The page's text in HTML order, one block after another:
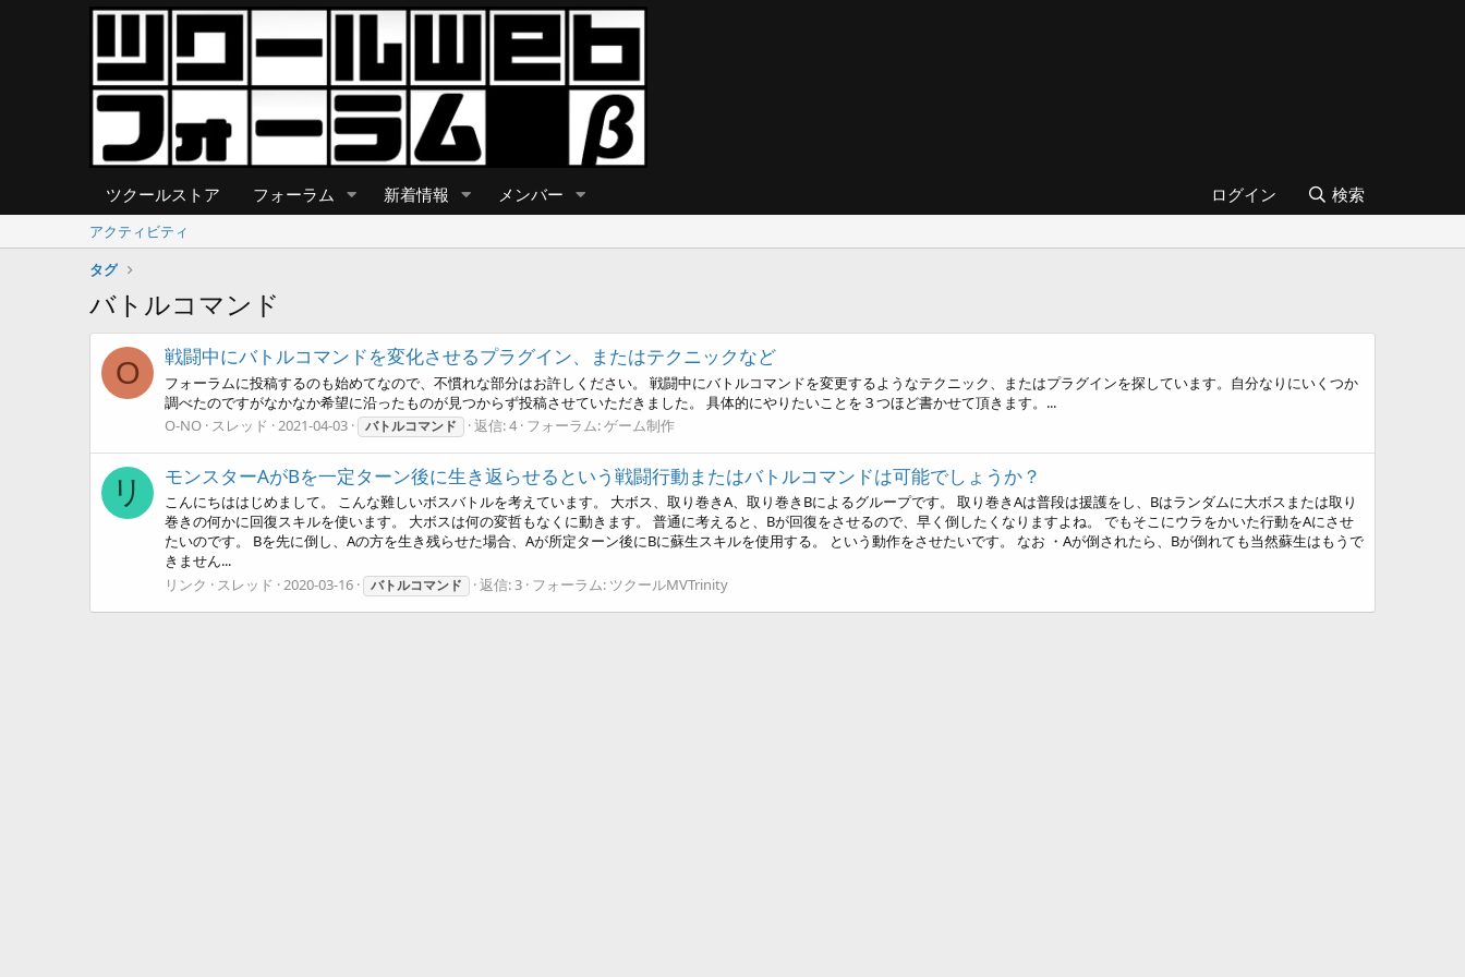
ツクールストア フォーラム 新着情報 メンバー ログイン 検索
アクティビティ
タグ
バトルコマンド
O 戦闘中にバトルコマンドを変化させるプラグイン、またはテクニックなど
フォーラムに投稿するのも始めてなので、不慣れな部分はお許しください。 戦闘中にバトルコマンドを変更するようなテクニック、またはプラグインを探しています。自分なりにいくつか
調べたのですがなかなか希望に沿ったものが見つからず投稿させていただきました。 具体的にやりたいことを３つほど書かせて頂きます。...
O-NO スレッド 2021-04-03 バトルコマンド 返信: 4 フォーラム:ゲーム制作
リ モンスターAがBを一定ターン後に生き返らせるという戦闘行動またはバトルコマンドは可能でしょうか？
こんにちははじめまして。 こんな難しいボスバトルを考えています。 大ボス、取り巻きA、取り巻きBによるグループです。 取り巻きAは普段は援護をし、Bはランダムに大ボスまたは取り
巻きの何かに回復スキルを使います。 大ボスは何の変哲もなくに動きます。 普通に考えると、Bが回復をさせるので、早く倒したくなりますよね。 でもそこにウラをかいた行動をAにさせ
たいのです。 Bを先に倒し、Aの方を生き残らせた場合、Aが所定ターン後にBに蘇生スキルを使用する。 という動作をさせたいです。 なお ・Aが倒されたら、Bが倒れても当然蘇生はもうで
きません...
リンク
スレッド 2020-03-16 バトルコマンド 返信: 3 フォーラム: ツクールMVTrinity